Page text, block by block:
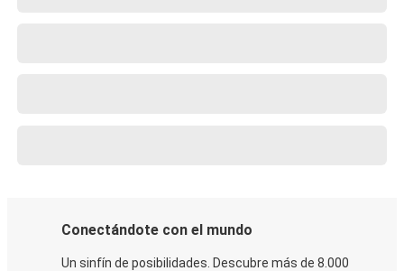
Conectándote con el mundo
Un sinfín de posibilidades. Descubre más de 8.000